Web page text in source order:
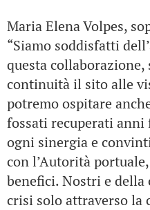
Maria Elena Volpes,
“Siamo soddisfatti
questa
continuità il sito alle
potremo ospitare
fossati recuperati anni
ogni sinergia e
con l’Autorità
benefici. Nostri e della
crisi solo attraverso la